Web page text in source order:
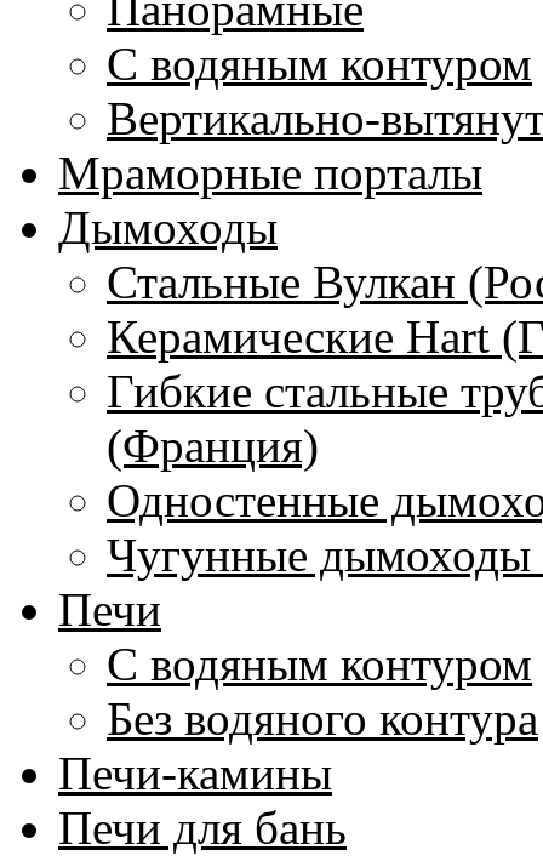
С водяным контуром
Вертикально-
Мраморные порталы
Дымоходы
Стальные Вулкан
Керамические Hart
Гибкие стальные
(Франция)
Одностенные
Чугунные
Печи
С водяным контуром
Без водяного контура
Печи-камины
Печи для бань